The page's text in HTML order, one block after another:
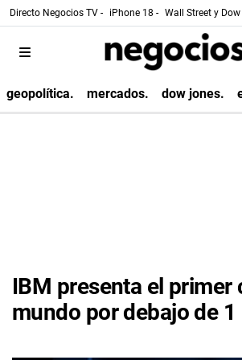
Directo Negocios TV - iPhone 18 - Wall Street y
geopolítica. mercados. dow jones.
IBM presenta el primer
mundo por debajo de